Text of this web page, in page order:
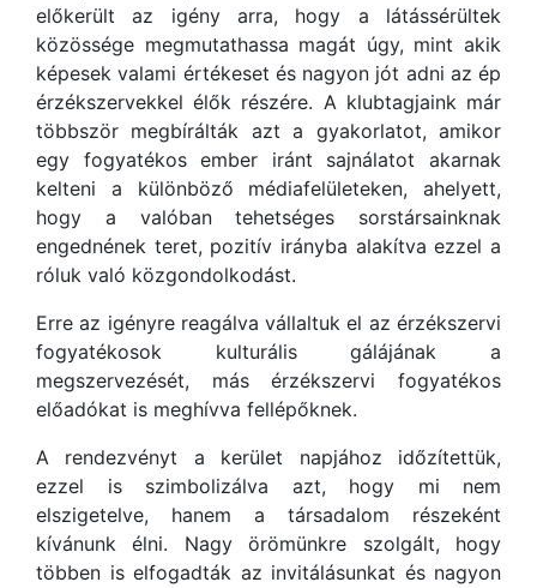
előkerült az igény arra, hogy a látássérültek
közössége megmutathassa magát úgy, mint akik
képesek valami értékeset és nagyon jót adni az ép
érzékszervekkel élők részére. A klubtagjaink már
többször megbírálták azt a gyakorlatot, amikor
egy fogyatékos ember iránt sajnálatot akarnak
kelteni a különböző médiafelületeken, ahelyett,
hogy a valóban tehetséges sorstársainknak
engednének teret, pozitív irányba alakítva ezzel a
róluk való közgondolkodást.
Erre az igényre reagálva vállaltuk el az érzékszervi
fogyatékosok kulturális gálájának a
megszervezését, más érzékszervi fogyatékos
előadókat is meghívva fellépőknek.
A rendezvényt a kerület napjához időzítettük,
ezzel is szimbolizálva azt, hogy mi nem
elszigetelve, hanem a társadalom részeként
kívánunk élni. Nagy örömünkre szolgált, hogy
többen is elfogadták az invitálásunkat és nagyon